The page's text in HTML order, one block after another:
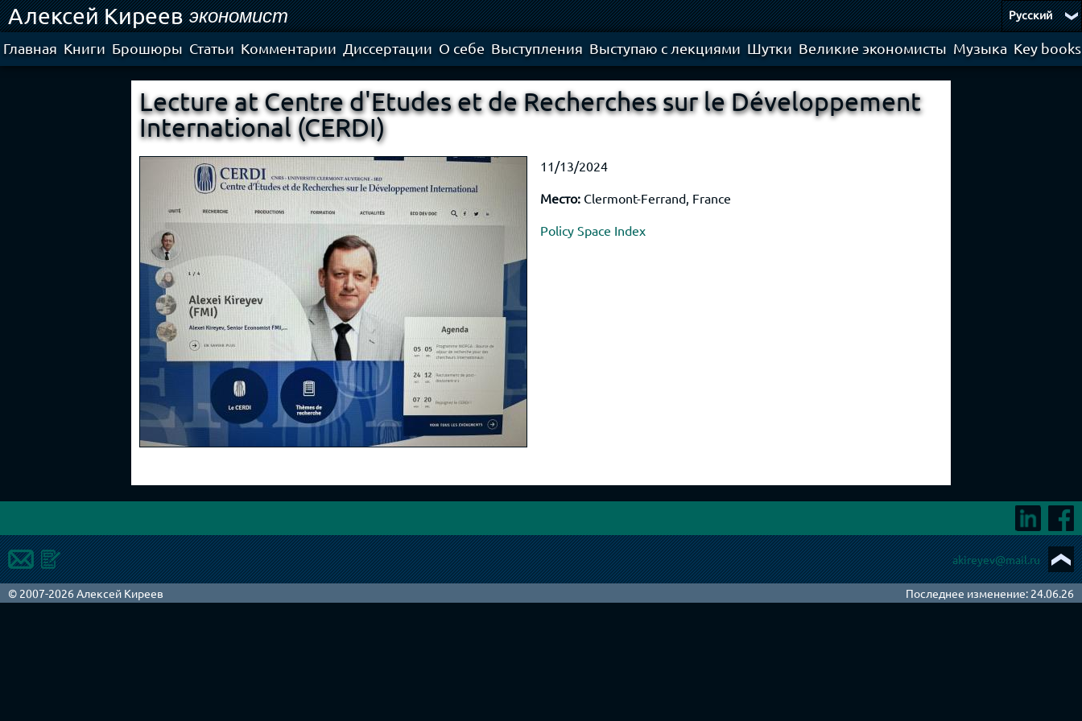
Skip to
main
content
Алексей Киреев экономист Русский
Главная Книги Брошюры Статьи Комментарии Диссертации О себе Выступления Выступаю с лекциями Шутки Великие экономисты Музыка Key books
Lecture at Centre d'Etudes et de Recherches sur le Développement
International (CERDI)
11/13/2024
Место: Clermont-Ferrand, France
Policy Space Index
akireyev@mail.ru
© 2007-2026 Алексей Киреев Последнее изменение: 24.06.26